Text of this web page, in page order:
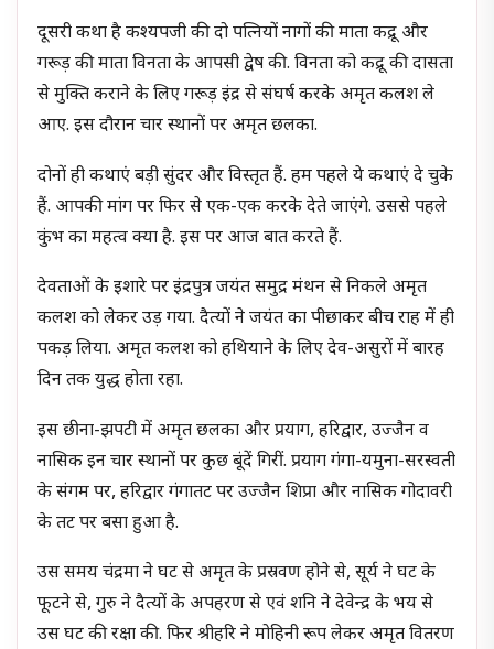
दूसरी कथा है कश्यपजी की दो पत्नियों नागों की माता कद्रू और
गरूड़ की माता विनता के आपसी द्वेष की. विनता को कद्रू की दासता
से मुक्ति कराने के लिए गरूड़ इंद्र से संघर्ष करके अमृत कलश ले
आए. इस दौरान चार स्थानों पर अमृत छलका.
दोनों ही कथाएं बड़ी सुंदर और विस्तृत हैं. हम पहले ये कथाएं दे चुके
हैं. आपकी मांग पर फिर से एक-एक करके देते जाएंगे. उससे पहले
कुंभ का महत्व क्या है. इस पर आज बात करते हैं.
देवताओं के इशारे पर इंद्रपुत्र जयंत समुद्र मंथन से निकले अमृत
कलश को लेकर उड़ गया. दैत्यों ने जयंत का पीछाकर बीच राह में ही
पकड़ लिया. अमृत कलश को हथियाने के लिए देव-असुरों में बारह
दिन तक युद्ध होता रहा.
इस छीना-झपटी में अमृत छलका और प्रयाग, हरिद्वार, उज्जैन व
नासिक इन चार स्थानों पर कुछ बूंदें गिरीं. प्रयाग गंगा-यमुना-सरस्वती
के संगम पर, हरिद्वार गंगातट पर उज्जैन शिप्रा और नासिक गोदावरी
के तट पर बसा हुआ है.
उस समय चंद्रमा ने घट से अमृत के प्रस्रवण होने से, सूर्य ने घट के
फूटने से, गुरु ने दैत्यों के अपहरण से एवं शनि ने देवेन्द्र के भय से
उस घट की रक्षा की. फिर श्रीहरि ने मोहिनी रूप लेकर अमृत वितरण